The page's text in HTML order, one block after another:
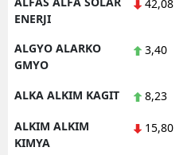
ENERJI
42,08
ALGYO ALARKO
GMYO
3,40
ALKA ALKIM KAGIT 8,23
ALKIM ALKIM
KIMYA
15,80